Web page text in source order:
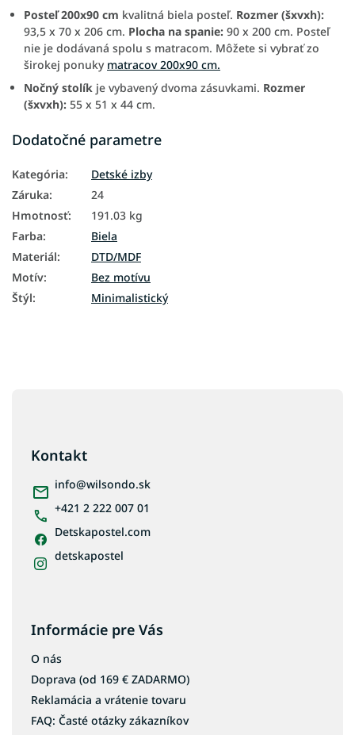
Posteľ 200x90 cm kvalitná biela posteľ. Rozmer (šxvxh):
93,5 x 70 x 206 cm. Plocha na spanie: 90 x 200 cm. Posteľ
nie je dodávaná spolu s matracom. Môžete si vybrať zo
širokej ponuky matracov 200x90 cm.
Nočný stolík je vybavený dvoma zásuvkami. Rozmer
(šxvxh): 55 x 51 x 44 cm.
Dodatočné parametre
Kategória:
Detské izby
Záruka:
24
Hmotnosť:
191.03 kg
Farba:
Biela
Materiál:
DTD/MDF
Motív:
Bez motívu
Štýl: Minimalistický
Kontakt
info@wilsondo.sk
+421 2 222 007 01
Detskapostel.com
detskapostel
Informácie pre Vás
O nás
Doprava (od 169 € ZADARMO)
Reklamácia a vrátenie tovaru
FAQ: Časté otázky zákazníkov